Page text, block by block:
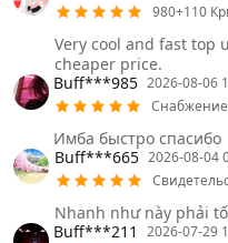
980+110
Very cool and fast top
cheaper price.
Buff***985 2026-08-06
Снабжение
Имба быстро спасибо
Buff***665 2026-08-04
Nhanh như này phải
Buff***211
2026-07-29